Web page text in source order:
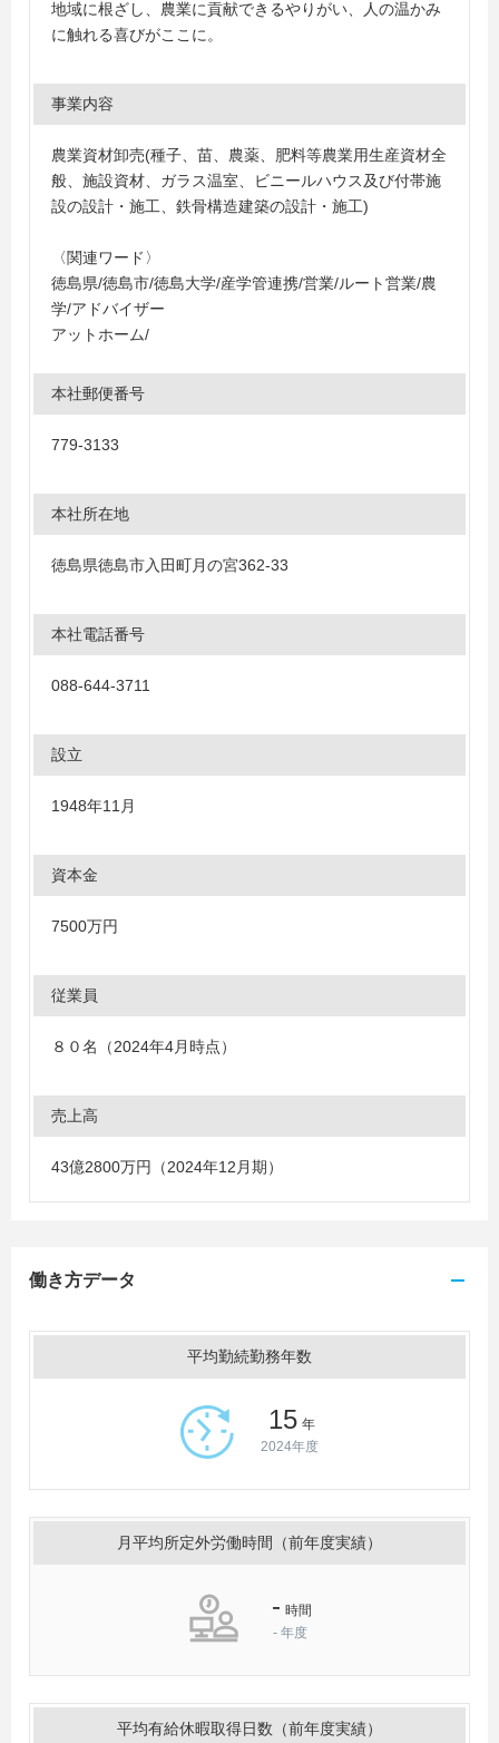
地域に根ざし、農業に貢献できるやりがい、人の温かみ
に触れる喜びがここに。
事業内容
農業資材卸売(種子、苗、農薬、肥料等農業用生産資材全
般、施設資材、ガラス温室、ビニールハウス及び付帯施
設の設計・施工、鉄骨構造建築の設計・施工)
〈関連ワード〉
徳島県/徳島市/徳島大学/産学管連携/営業/ルート営業/農
学/アドバイザー
アットホーム/
本社郵便番号
779-3133
本社所在地
徳島県徳島市入田町月の宮362-33
本社電話番号
088-644-3711
設立
1948年11月
資本金
7500万円
従業員
８０名（2024年4月時点）
売上高
43億2800万円（2024年12月期）
働き方データ
平均勤続勤務年数
15 年
2024年度
月平均所定外労働時間（前年度実績）
- 時間
- 年度
平均有給休暇取得日数（前年度実績）